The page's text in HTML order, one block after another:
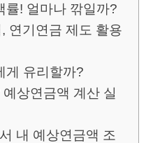
률! 얼마나 깎일까?
연기연금 제도 활용
게 유리할까?
상연금액 계산 실
내 예상연금액 조